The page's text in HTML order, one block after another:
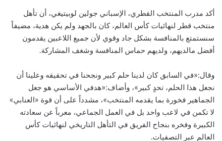
أكد مدرب المنتخب القطري، الإسباني جولين لوبيتيغي، أن تأهل
منتخب قطر لنهائيات كأس العالم، كان بالجهد ولم يكن هدية، مضيفاً
سنستمتع بالمنافسة بشكل جاد وقوي لأن جميع اللاعبين يقدمون
أفضل مالديهم، ولديهم حماس المنافسة وشغف المشاركة.
وقال:«في السابق كان لدينا حلم كبير ونجحنا في تحقيقه وعلينا أن
نجعل هذا الحلم، تحدٍ كبير»، وأضاف:«هدفي الأساسي هو جعل
الجماهير فخورة بما يقدمه المنتخب»، مشدداً على أن قوة «العنابي»
لا تكمن في لاعب واحد بل في العمل الجماعي، معرباً عن سعادته
الكبيرة وفخره بنجاح الفريق في التأهل التاريخي لنهائيات كأس
العالم عبر التصفيات.